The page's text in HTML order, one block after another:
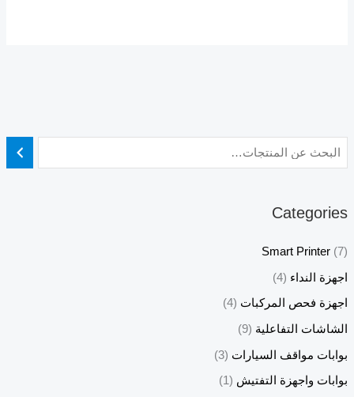
Categories
Smart Printer (7)
اجهزة النداء (4)
اجهزة فحص المركبات (4)
الشاشات التفاعلية (9)
بوابات مواقف السيارات (3)
بوابات واجهزة التفتيش (1)